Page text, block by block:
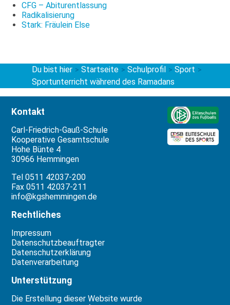
CFG – Abiturentlassung
Radikalisierung
Stark: Fräulein Else
Du bist hier > Startseite > Schulprofil > Sport >
Sportunterricht während des Ramadans
Kontakt
Carl-Friedrich-Gauß-Schule
Kooperative Gesamtschule
Hohe Bünte 4
30966 Hemmingen
Tel 0511 42037-200
Fax 0511 42037-211
info@kgshemmingen.de
Rechtliches
Impressum
Datenschutzbeauftragter
Datenschutzerklärung
Datenverarbeitung
Unterstützung
Die Erstellung dieser Website wurde